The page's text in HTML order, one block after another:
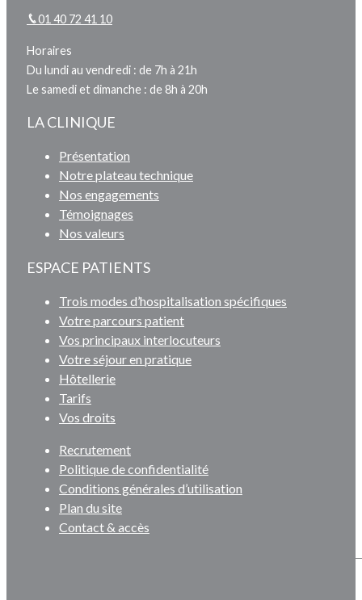
01 40 72 41 10
Horaires
Du lundi au vendredi : de 7h à 21h
Le samedi et dimanche : de 8h à 20h
LA CLINIQUE
Présentation
Notre plateau technique
Nos engagements
Témoignages
Nos valeurs
ESPACE PATIENTS
Trois modes d’hospitalisation spécifiques
Votre parcours patient
Vos principaux interlocuteurs
Votre séjour en pratique
Hôtellerie
Tarifs
Vos droits
Recrutement
Politique de confidentialité
Conditions générales d’utilisation
Plan du site
Contact & accès